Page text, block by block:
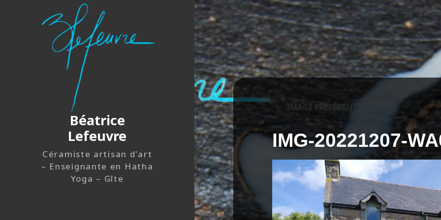
Béatrice
Lefeuvre
Céramiste artisan d'art
– Enseignante en Hatha
Yoga – Gîte
IMAGE PRÉCÉDENTE
IMG-20221207-